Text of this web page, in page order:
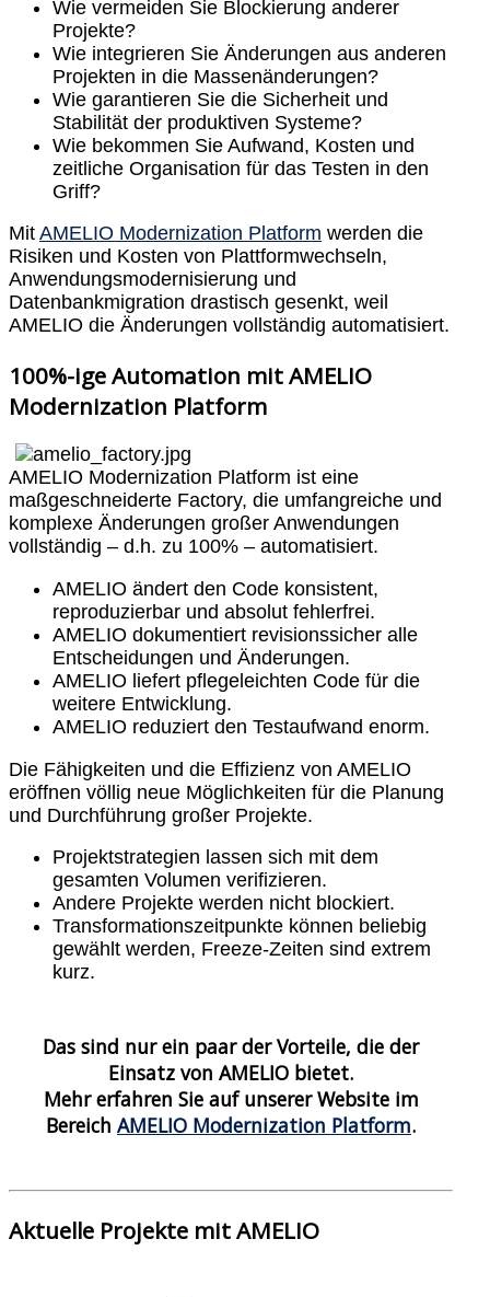
Wie vermeiden Sie Blockierung anderer
Projekte?
Wie integrieren Sie Änderungen aus anderen
Projekten in die Massenänderungen?
Wie garantieren Sie die Sicherheit und
Stabilität der produktiven Systeme?
Wie bekommen Sie Aufwand, Kosten und
zeitliche Organisation für das Testen in den
Griff?
Mit AMELIO Modernization Platform werden die
Risiken und Kosten von Plattformwechseln,
Anwendungsmodernisierung und
Datenbankmigration drastisch gesenkt, weil
AMELIO die Änderungen vollständig automatisiert.
100%-ige Automation mit AMELIO
Modernization Platform
AMELIO Modernization Platform ist eine
maßgeschneiderte Factory, die umfangreiche und
komplexe Änderungen großer Anwendungen
vollständig – d.h. zu 100% – automatisiert.
AMELIO ändert den Code konsistent,
reproduzierbar und absolut fehlerfrei.
AMELIO dokumentiert revisionssicher alle
Entscheidungen und Änderungen.
AMELIO liefert pflegeleichten Code für die
weitere Entwicklung.
AMELIO reduziert den Testaufwand enorm.
Die Fähigkeiten und die Effizienz von AMELIO
eröffnen völlig neue Möglichkeiten für die Planung
und Durchführung großer Projekte.
Projektstrategien lassen sich mit dem
gesamten Volumen verifizieren.
Andere Projekte werden nicht blockiert.
Transformationszeitpunkte können beliebig
gewählt werden, Freeze-Zeiten sind extrem
kurz.
Das sind nur ein paar der Vorteile, die der
Einsatz von AMELIO bietet.
Mehr erfahren Sie auf unserer Website im
BereichAMELIO Modernization Platform.
Aktuelle Projekte mit AMELIO